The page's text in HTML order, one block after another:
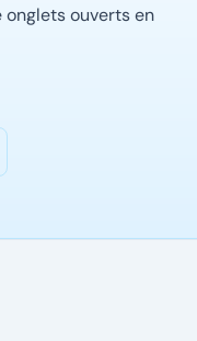
ouverts en